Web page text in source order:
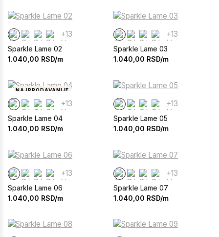
+13
Sparkle Lame 02
1.040,00 RSD/m
+13
Sparkle Lame 03
1.040,00 RSD/m
NAJPRODAVANIJE
+13
Sparkle Lame 04
1.040,00 RSD/m
+13
Sparkle Lame 05
1.040,00 RSD/m
+13
Sparkle Lame 06
1.040,00 RSD/m
+13
Sparkle Lame 07
1.040,00 RSD/m